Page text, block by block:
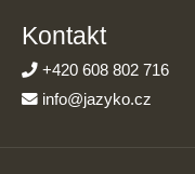
Kontakt
+420 608 802 716
info@jazyko.cz